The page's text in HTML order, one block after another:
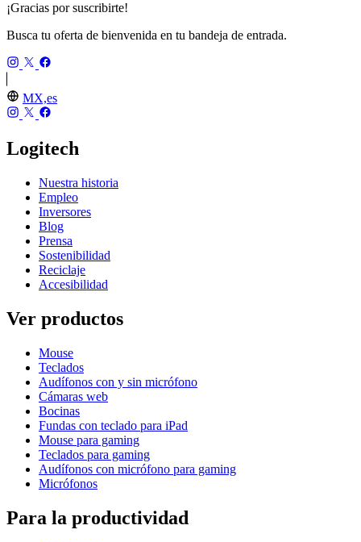
¡Gracias por suscribirte!
Busca tu oferta de bienvenida en tu bandeja de entrada.
MX,es
Logitech
Nuestra historia
Empleo
Inversores
Blog
Prensa
Sostenibilidad
Reciclaje
Accesibilidad
Ver productos
Mouse
Teclados
Audífonos con y sin micrófono
Cámaras web
Bocinas
Fundas con teclado para iPad
Mouse para gaming
Teclados para gaming
Audífonos con micrófono para gaming
Micrófonos
Para la productividad